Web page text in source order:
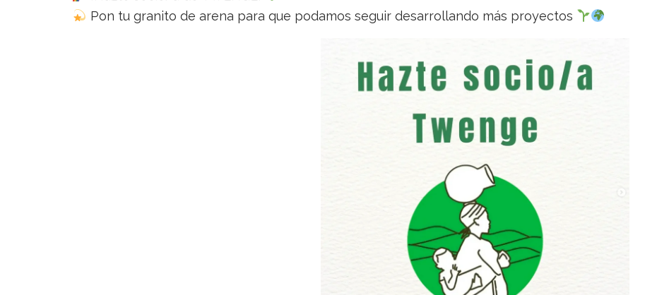
Pon tu granito de arena para que podamos seguir desarrollando más proyectos